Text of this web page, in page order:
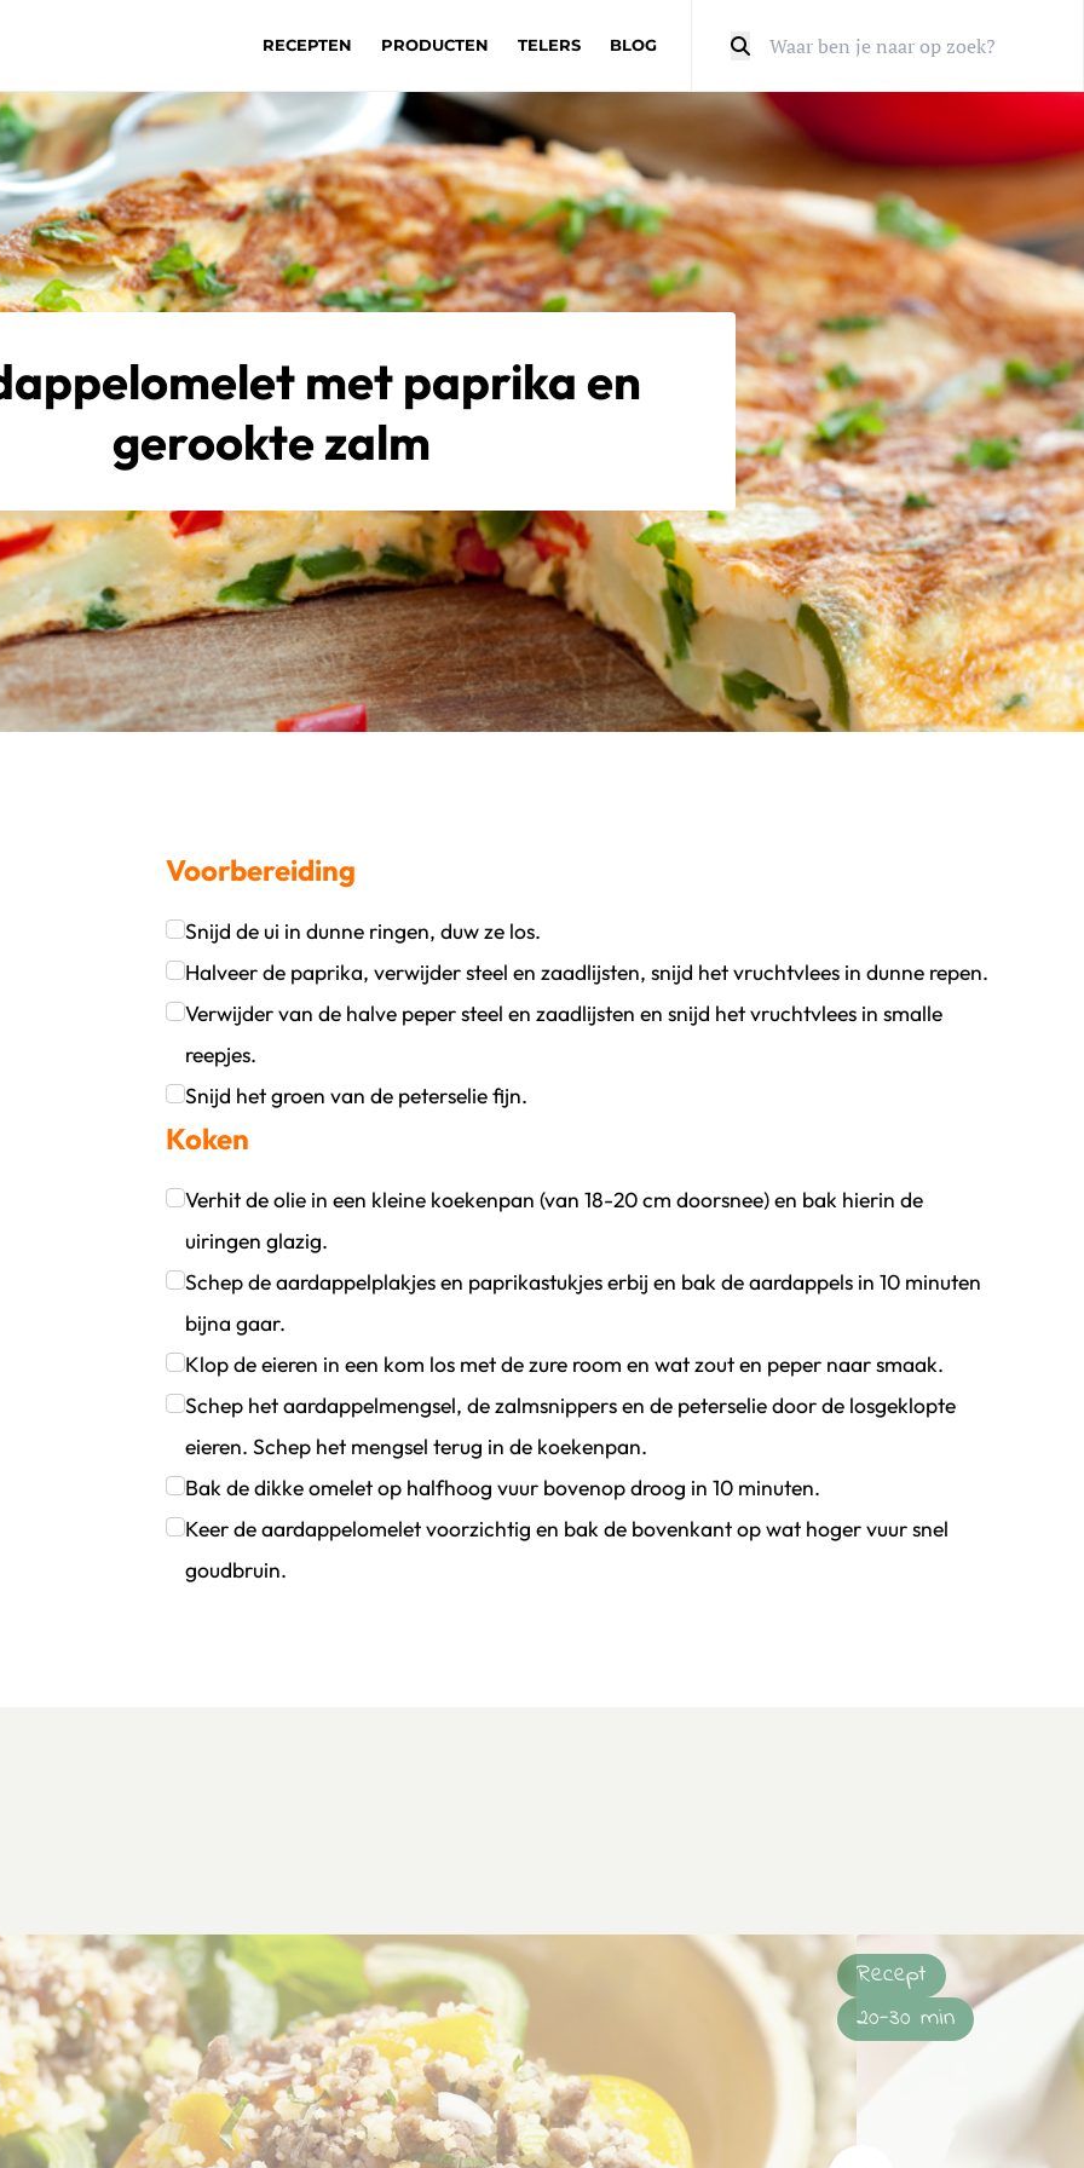
RECEPTEN PRODUCTEN TELERS BLOG
met paprika en
gerookte zalm
persoon
Voorbereiding
Snijd de ui in dunne ringen, duw ze los.
Klik om dit selectievakje aan te vinken
Halveer de paprika, verwijder steel en zaadlijsten, snijd het vruchtvlees in dunne repen.
Klik om dit selectievakje aan te vinken
Verwijder van de halve peper steel en zaadlijsten en snijd het vruchtvlees in smalle
reepjes.
Klik om dit selectievakje aan te vinken
Snijd het groen van de peterselie fijn.
Klik om dit selectievakje aan te vinken
Koken
Verhit de olie in een kleine koekenpan (van 18-20 cm doorsnee) en bak hierin de
uiringen glazig.
Klik om dit selectievakje aan te vinken
Schep de aardappelplakjes en paprikastukjes erbij en bak de aardappels in 10 minuten
bijna gaar.
Klik om dit selectievakje aan te vinken
Klop de eieren in een kom los met de zure room en wat zout en peper naar smaak.
Klik om dit selectievakje aan te vinken
Schep het aardappelmengsel, de zalmsnippers en de peterselie door de losgeklopte
eieren. Schep het mengsel terug in de koekenpan.
Klik om dit selectievakje aan te vinken
Bak de dikke omelet op halfhoog vuur bovenop droog in 10 minuten.
Klik om dit selectievakje aan te vinken
Keer de aardappelomelet voorzichtig en bak de bovenkant op wat hoger vuur snel
goudbruin.
Recept
20-30 min